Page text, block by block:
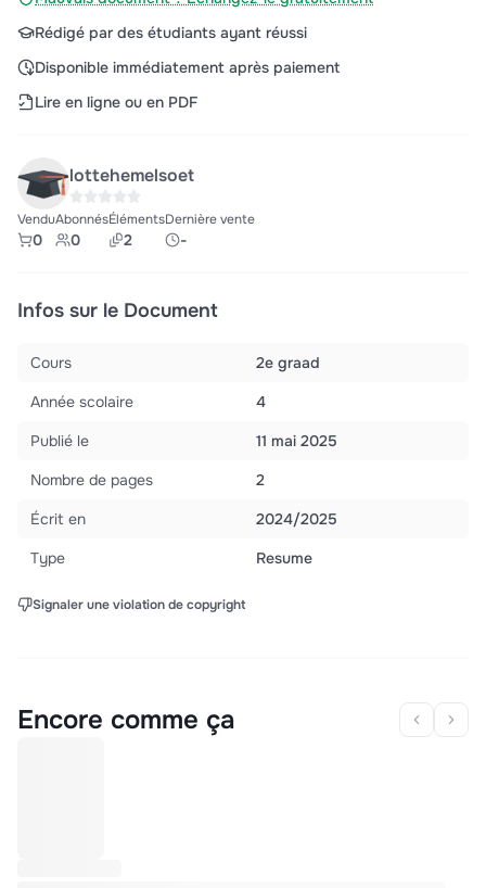
Rédigé par des étudiants ayant réussi
Disponible immédiatement après paiement
Lire en ligne ou en PDF
lottehemelsoet
Vendu
0
Abonnés
0
Éléments
2
Dernière vente
-
Infos sur le Document
Cours
2e graad
Année scolaire
4
Publié le
11 mai 2025
Nombre de pages
2
Écrit en
2024/2025
Type
Resume
Signaler une violation de copyright
Encore comme ça